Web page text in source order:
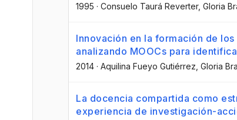
1995 · Consuelo Taurá Reverter, Gloria
Innovación en la formación de
analizando MOOCs para
2014 · Aquilina Fueyo Gutiérrez , Gloria
La docencia compartida como
experiencia de investigación-